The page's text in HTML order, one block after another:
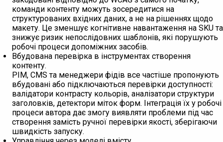
команди контенту можуть зосередитися на
структурованих вхідних даних, а не на рішеннях щодо
макету. Це зменшує когнітивне навантаження на SKU та
знижує ризик непослідовних шаблонів, які порушують
робочі процеси допоміжних засобів.
Вбудована перевірка в інструментах створення
контенту.
PIM, CMS та менеджери фідів все частіше пропонують
вбудовані або підключаються перевірки доступності:
валідатори контрасту кольорів, аналізатори структури
заголовків, детектори міток форм. Інтеграція їх у робочі
процеси автора дає змогу виявляти проблеми під час
створення замість ручної перевірки якості, зберігаючи
швидкість запуску.